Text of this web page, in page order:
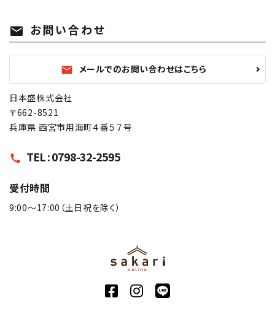
mail お問い合わせ
mail メールでのお問い合わせはこちら
日本盛株式会社
〒662-8521
兵庫県 西宮市用海町４番５７号
call TEL : 0798-32-2595
受付時間
9:00〜17:00（土日祝を除く）